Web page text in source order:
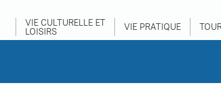
VIE CULTURELLE ET
LOISIRS VIE PRATIQUE